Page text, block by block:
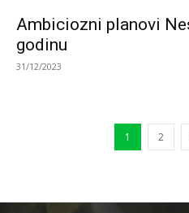
Ambiciozni planovi
godinu
31/12/2023
1 2